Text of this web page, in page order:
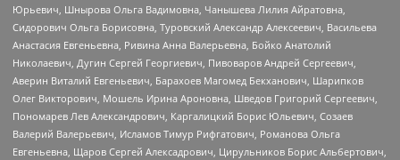
Юрьевич, Шнырова Ольга Вадимовна, Чанышева Лилия Айратовна,
Сидорович Ольга Борисовна, Туровский Александр Алексеевич, Васильева
Анастасия Евгеньевна, Ривина Анна Валерьевна, Бойко Анатолий
Николаевич, Дугин Сергей Георгиевич, Пивоваров Андрей Сергеевич,
Аверин Виталий Евгеньевич, Барахоев Магомед Бекханович, Шарипков
Олег Викторович, Мошель Ирина Ароновна, Шведов Григорий Сергеевич,
Пономарев Лев Александрович, Каргалицкий Борис Юльевич, Созаев
Валерий Валерьевич, Исламов Тимур Рифгатович, Романова Ольга
Евгеньевна, Щаров Сергей Алексадрович, Цирульников Борис Альбертович,